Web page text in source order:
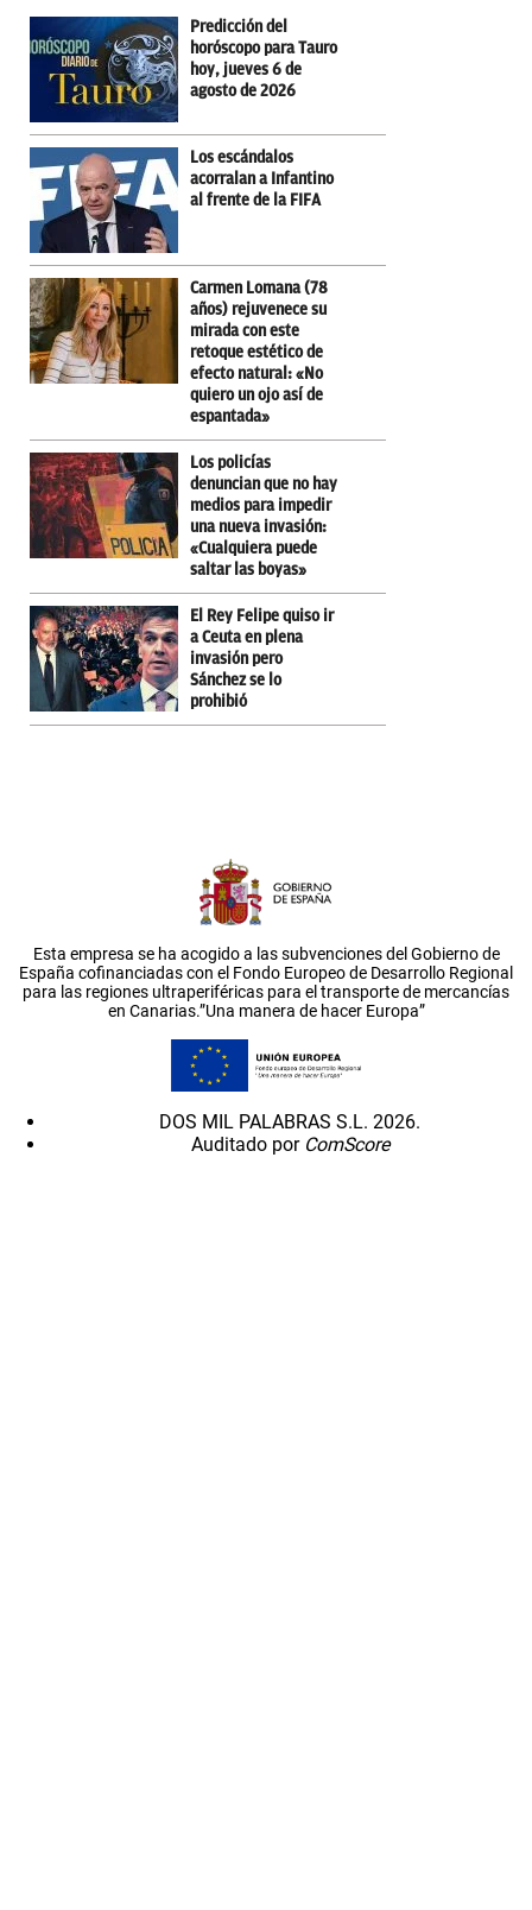
Predicción del
horóscopo para Tauro
hoy, jueves 6 de
agosto de 2026
Los escándalos
acorralan a Infantino
al frente de la FIFA
Carmen Lomana (78
años) rejuvenece su
mirada con este
retoque estético de
efecto natural: «No
quiero un ojo así de
espantada»
Los policías
denuncian que no hay
medios para impedir
una nueva invasión:
«Cualquiera puede
saltar las boyas»
El Rey Felipe quiso ir
a Ceuta en plena
invasión pero
Sánchez se lo
prohibió
Esta empresa se ha acogido a las subvenciones del Gobierno de
España cofinanciadas con el Fondo Europeo de Desarrollo Regional
para las regiones ultraperiféricas para el transporte de mercancías
en Canarias.”Una manera de hacer Europa”
DOS MIL PALABRAS S.L. 2026.
Auditado por ComScore